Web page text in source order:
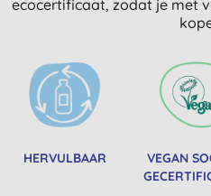
ecocertificaat, zodat je met
HERVULBAAR
VEGAN